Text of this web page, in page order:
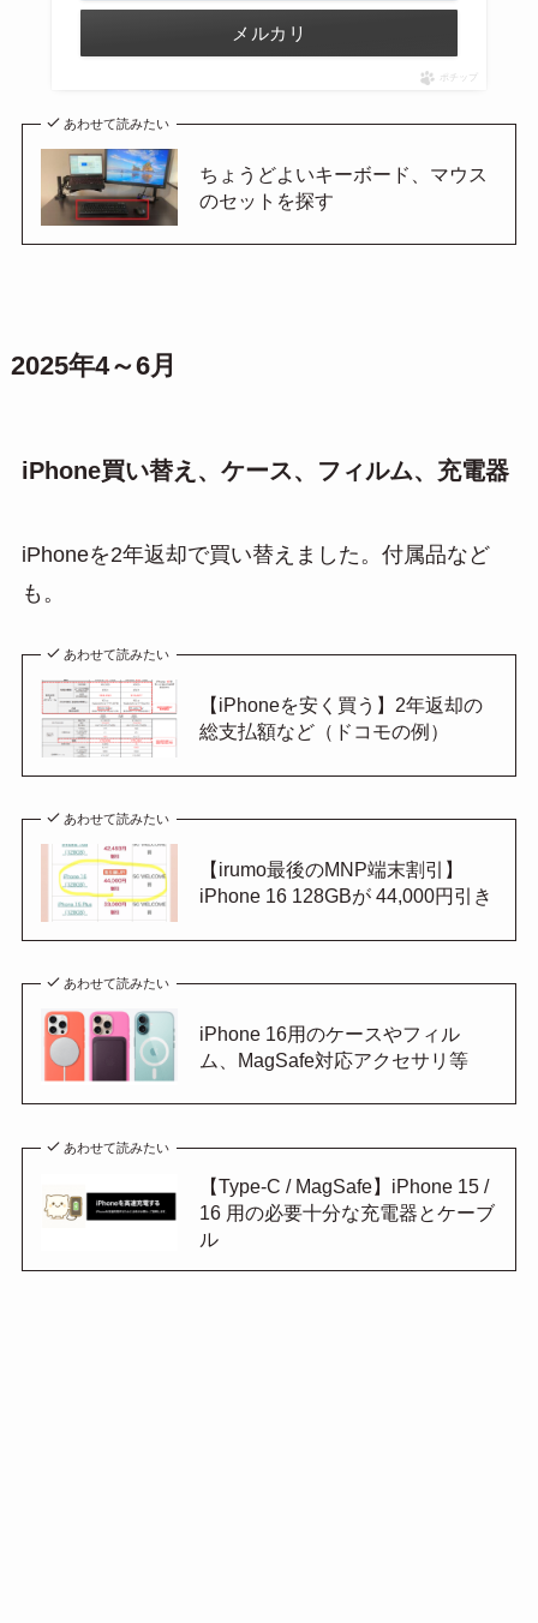
メルカリ
ポチップ
あわせて読みたい
ちょうどよいキーボード、マウス
のセットを探す
2025年4～6月
iPhone買い替え、ケース、フィルム、充電器
iPhoneを2年返却で買い替えました。付属品など
も。
あわせて読みたい
【iPhoneを安く買う】2年返却の
総支払額など（ドコモの例）
あわせて読みたい
【irumo最後のMNP端末割引】
iPhone 16 128GBが 44,000円引き
あわせて読みたい
iPhone 16用のケースやフィル
ム、MagSafe対応アクセサリ等
あわせて読みたい
【Type-C / MagSafe】iPhone 15 /
16 用の必要十分な充電器とケーブ
ル